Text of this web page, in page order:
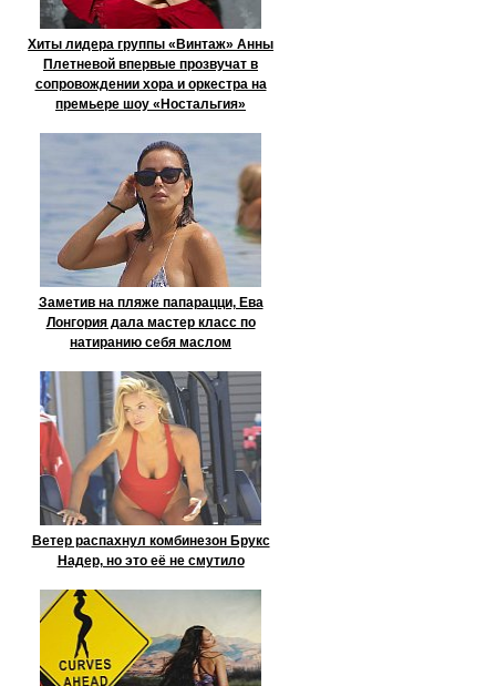
Хиты лидера группы «Винтаж» Анны
Плетневой впервые прозвучат в
сопровождении хора и оркестра на
премьере шоу «Ностальгия»
Заметив на пляже папарацци, Ева
Лонгория дала мастер класс по
натиранию себя маслом
Ветер распахнул комбинезон Брукс
Надер, но это её не смутило